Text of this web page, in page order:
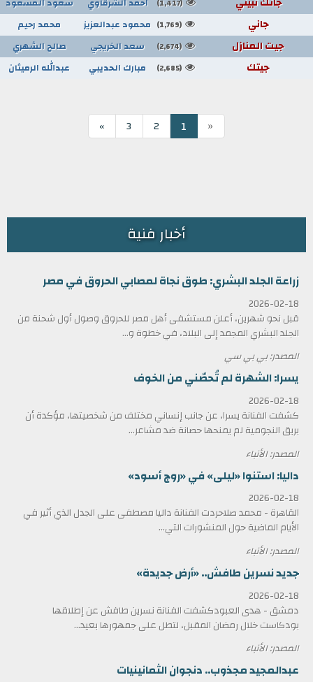
(1,417)
جاني (1,769) محمود عبدالعزيز محمد رحيم
جيت المنازل (2,674) سعد الخريجي صالح الشهري
جيتك (2,685) مبارك الحديبي عبدالله الرميثان
«
1
2
3
»
أخبار فنية
زراعة الجلد البشري: طوق نجاة لمصابي الحروق في مصر
2026-02-18
قبل نحو شهرين، أعلن مستشفى أهل مصر للحروق وصول أول شحنة من
الجلد البشري المجمد إلى البلاد، في خطوة و...
المصدر: بي بي سي
يسرا: الشهرة لم تُحصّني من الخوف
2026-02-18
كشفت الفنانة يسرا، عن جانب إنساني مختلف من شخصيتها، مؤكدة أن
بريق النجومية لم يمنحها حصانة ضد مشاعر...
المصدر: الأنباء
داليا: استنوا «ليلى» في «روج أسود»
2026-02-18
القاهرة - محمد صلاحردت الفنانة داليا مصطفى على الجدل الذي أثير في
الأيام الماضية حول المنشورات التي...
المصدر: الأنباء
جديد نسرين طافش.. «أرض جديدة»
2026-02-18
دمشق - هدى العبودكشفت الفنانة نسرين طافش عن إطلاقها
بودكاست خلال رمضان المقبل، لتطل على جمهورها بعيد...
المصدر: الأنباء
عبدالمجيد مجذوب.. دنجوان الثمانينيات